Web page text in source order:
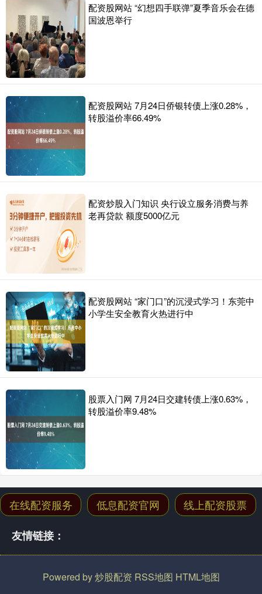
配资股网站 “幻想四手联弹”夏季音乐会在德
国波恩举行
配资股网站 7月24日侨银转债上涨0.28%，
转股溢价率66.49%
配资炒股入门知识 央行设立服务消费与养
老再贷款 额度5000亿元
配资股网站 “家门口”的沉浸式学习！东莞中
小学生安全教育火热进行中
股票入门网 7月24日交建转债上涨0.63%，
转股溢价率9.48%
在线配资服务 低息配资官网 线上配资股票
友情链接：
Powered by炒股配资 RSS地图 HTML地图